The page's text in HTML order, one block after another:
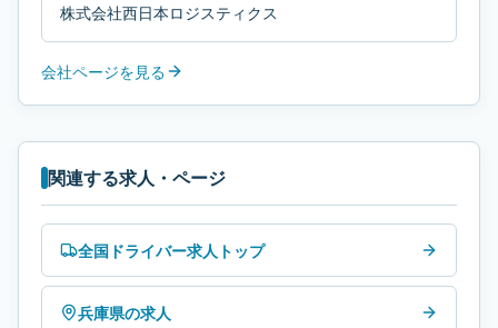
株式会社西日本ロジスティクス
会社ページを見る
関連する求人・ページ
全国ドライバー求人トップ
兵庫県の求人